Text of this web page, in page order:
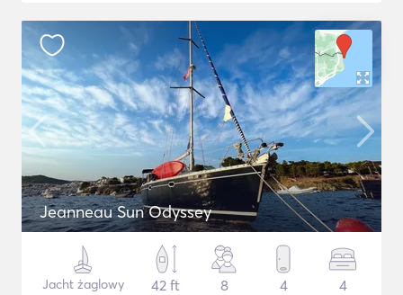
Jeanneau Sun Odyssey
Jacht żaglowy
42 ft
8 4 4